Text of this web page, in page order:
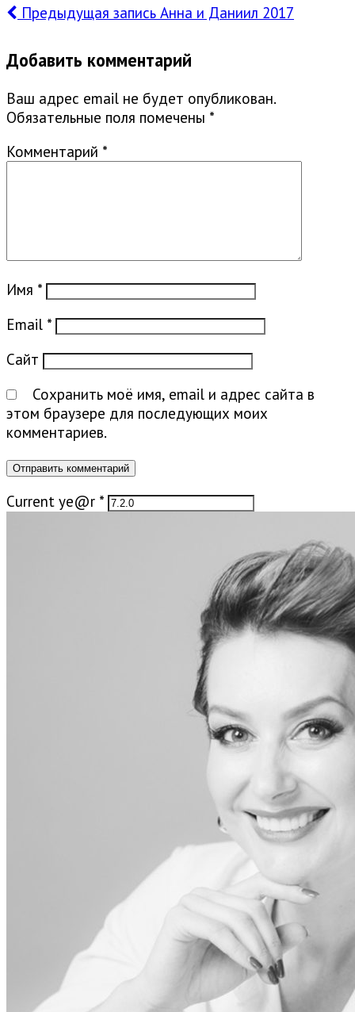
Предыдущая запись Анна и Даниил 2017
Добавить комментарий
Ваш адрес email не будет опубликован.
Обязательные поля помечены *
Комментарий *
Имя *
Email *
Сайт
Сохранить моё имя, email и адрес сайта в
этом браузере для последующих моих
комментариев.
Current ye@r *